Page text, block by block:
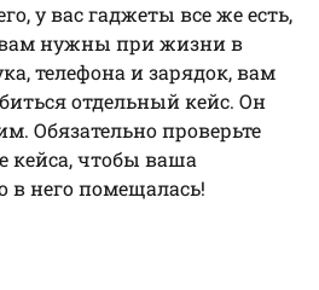
у вас гаджеты все же есть,
вам нужны при жизни в
телефона и зарядок, вам
отдельный кейс. Он
Обязательно проверьте
кейса, чтобы ваша
в него помещалась!